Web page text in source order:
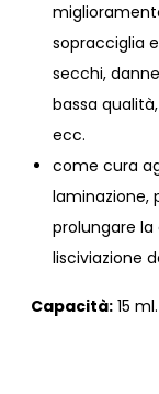
sopracciglia
secchi,
bassa
ecc.
come cura
laminazione,
prolungare la
lisciviazione
Capacità: 15 ml.